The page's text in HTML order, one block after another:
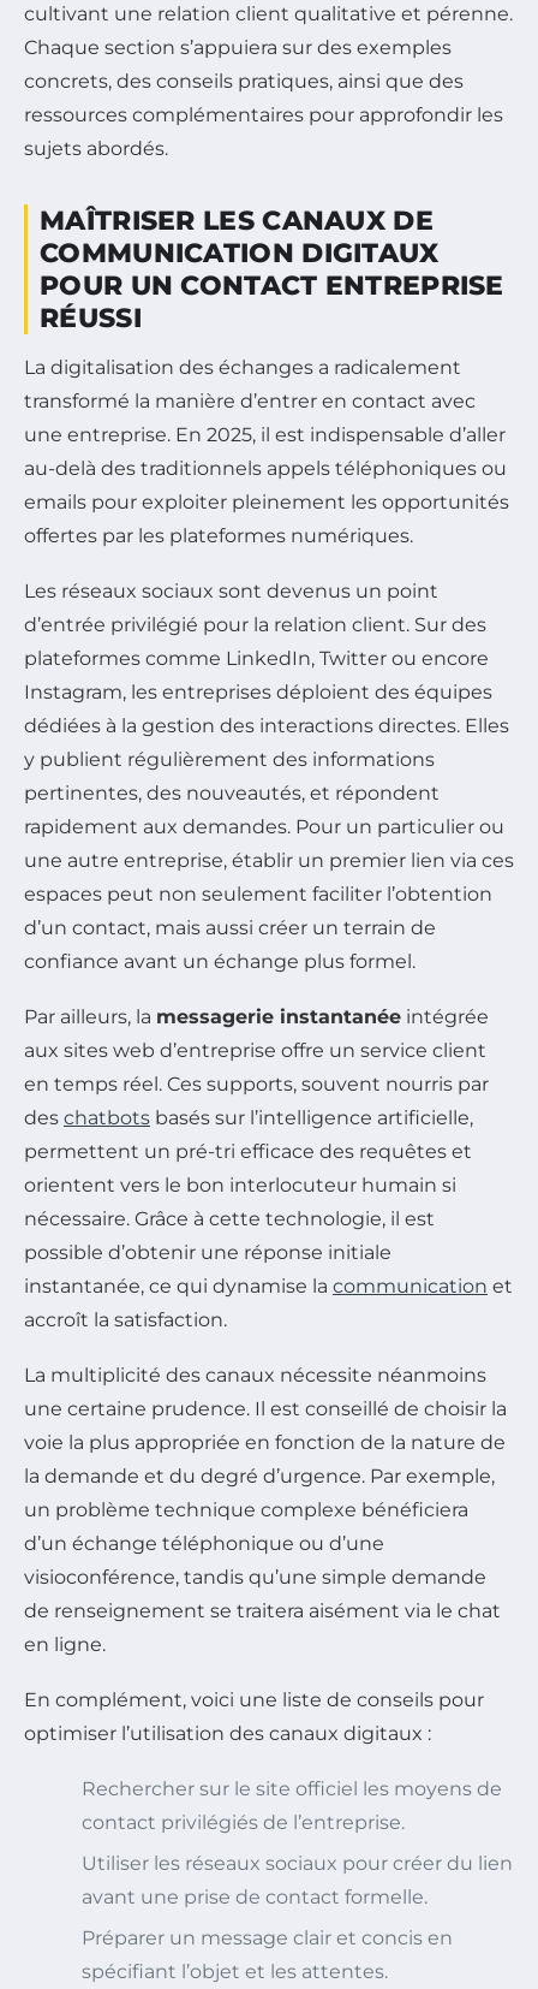
cultivant une relation client qualitative et pérenne.
Chaque section s’appuiera sur des exemples
concrets, des conseils pratiques, ainsi que des
ressources complémentaires pour approfondir les
sujets abordés.
MAÎTRISER LES CANAUX DE
COMMUNICATION DIGITAUX
POUR UN CONTACT ENTREPRISE
RÉUSSI
La digitalisation des échanges a radicalement
transformé la manière d’entrer en contact avec
une entreprise. En 2025, il est indispensable d’aller
au-delà des traditionnels appels téléphoniques ou
emails pour exploiter pleinement les opportunités
offertes par les plateformes numériques.
Les réseaux sociaux sont devenus un point
d’entrée privilégié pour la relation client. Sur des
plateformes comme LinkedIn, Twitter ou encore
Instagram, les entreprises déploient des équipes
dédiées à la gestion des interactions directes. Elles
y publient régulièrement des informations
pertinentes, des nouveautés, et répondent
rapidement aux demandes. Pour un particulier ou
une autre entreprise, établir un premier lien via ces
espaces peut non seulement faciliter l’obtention
d’un contact, mais aussi créer un terrain de
confiance avant un échange plus formel.
Par ailleurs, la messagerie instantanée intégrée
aux sites web d’entreprise offre un service client
en temps réel. Ces supports, souvent nourris par
des chatbots basés sur l’intelligence artificielle,
permettent un pré-tri efficace des requêtes et
orientent vers le bon interlocuteur humain si
nécessaire. Grâce à cette technologie, il est
possible d’obtenir une réponse initiale
instantanée, ce qui dynamise la communication et
accroît la satisfaction.
La multiplicité des canaux nécessite néanmoins
une certaine prudence. Il est conseillé de choisir la
voie la plus appropriée en fonction de la nature de
la demande et du degré d’urgence. Par exemple,
un problème technique complexe bénéficiera
d’un échange téléphonique ou d’une
visioconférence, tandis qu’une simple demande
de renseignement se traitera aisément via le chat
en ligne.
En complément, voici une liste de conseils pour
optimiser l’utilisation des canaux digitaux :
Rechercher sur le site officiel les moyens de
contact privilégiés de l’entreprise.
Utiliser les réseaux sociaux pour créer du lien
avant une prise de contact formelle.
Préparer un message clair et concis en
spécifiant l’objet et les attentes.